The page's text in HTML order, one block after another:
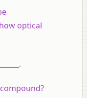
optical